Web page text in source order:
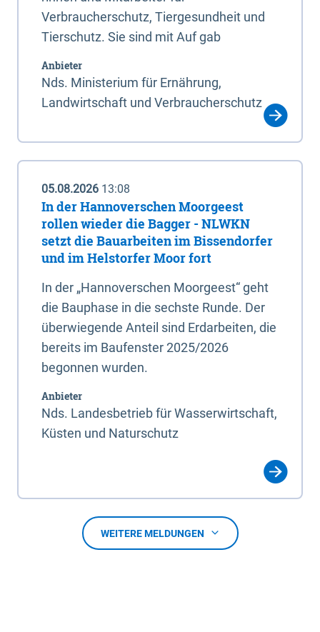
Verbraucherschutz, Tiergesundheit und
Tierschutz. Sie sind mit Auf gab
Anbieter
Nds. Ministerium für Ernährung,
Landwirtschaft und Verbraucherschutz
05.08.2026 13:08
In der Hannoverschen Moorgeest
rollen wieder die Bagger - NLWKN
setzt die Bauarbeiten im Bissendorfer
und im Helstorfer Moor fort
In der „Hannoverschen Moorgeest“ geht
die Bauphase in die sechste Runde. Der
überwiegende Anteil sind Erdarbeiten, die
bereits im Baufenster 2025/2026
begonnen wurden.
Anbieter
Nds. Landesbetrieb für Wasserwirtschaft,
Küsten und Naturschutz
WEITERE MELDUNGEN